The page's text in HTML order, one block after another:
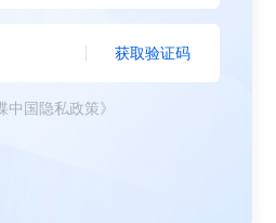
获取验证码
中国隐私政策》